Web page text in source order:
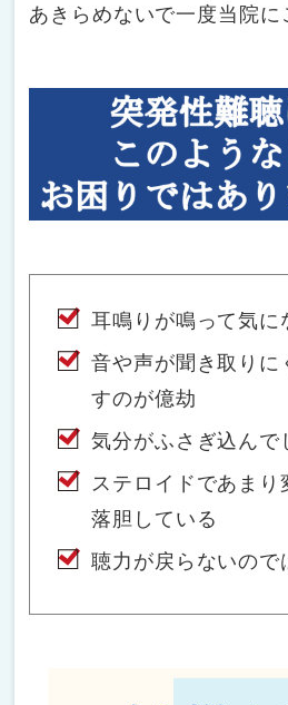
あきらめないで一度当院に
耳鳴りが鳴って気に
音や声が聞き取りに
すのが億劫
気分がふさぎ込んで
ステロイドであま
落胆している
聴力が戻らないので